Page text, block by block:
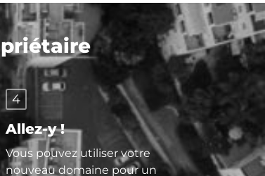
4
Allez-y !
Vous pouvez utiliser votre
nouveau domaine pour un